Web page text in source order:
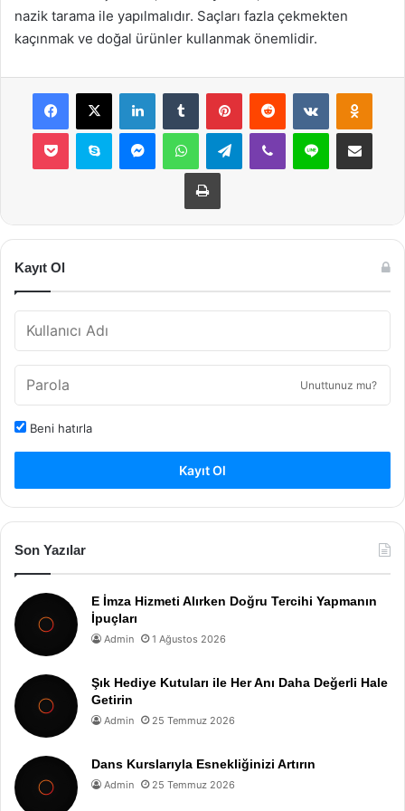
nazik tarama ile yapılmalıdır. Saçları fazla çekmekten
kaçınmak ve doğal ürünler kullanmak önemlidir.
Facebook
X LinkedInTumblr PinterestReddit VKontakte
Pocket Skype MessengerWhatsAppTelegramViber Line E-Posta ile
Yazdır
Kayıt Ol
Unuttunuz mu?
Beni hatırla
Kayıt Ol
Son Yazılar
E İmza Hizmeti Alırken Doğru Tercihi Yapmanın
İpuçları
Admin 1 Ağustos 2026
Şık Hediye Kutuları ile Her Anı Daha Değerli Hale
Getirin
Admin 25 Temmuz 2026
Dans Kurslarıyla Esnekliğinizi Artırın
Admin 25 Temmuz 2026